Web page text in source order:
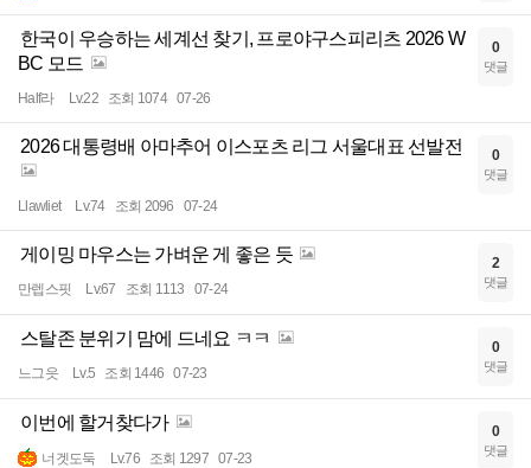
한국이 우승하는 세계선 찾기, 프로야구스피리츠 2026 W
BC 모드
Half라 Lv.22 조회 1074 07-26
0
댓글
2026 대통령배 아마추어 이스포츠 리그 서울대표 선발전
Llawliet Lv.74 조회 2096 07-24
0
댓글
게이밍 마우스는 가벼운 게 좋은 듯
만렙스핏 Lv.67 조회 1113 07-24
2
댓글
스탈존 분위기 맘에 드네요 ㅋㅋ
느그읏 Lv.5 조회 1446 07-23
0
댓글
이번에 할거찾다가
너겟도둑 Lv.76 조회 1297 07-23
0
댓글